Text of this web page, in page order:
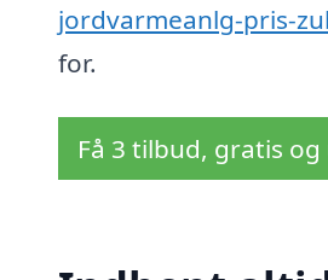
jordvarmeanlg-pris-
for.
Få 3 tilbud, gratis